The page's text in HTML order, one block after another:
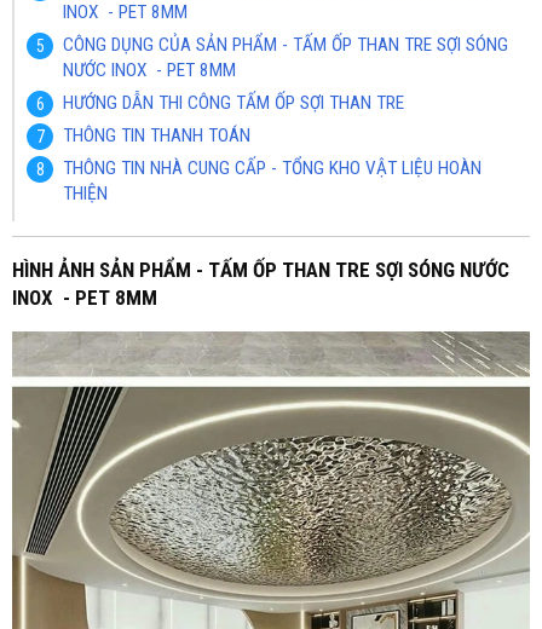
INOX - PET 8MM
CÔNG DỤNG CỦA SẢN PHẨM - TẤM ỐP THAN TRE SỢI SÓNG
NƯỚC INOX - PET 8MM
HƯỚNG DẪN THI CÔNG TẤM ỐP SỢI THAN TRE
THÔNG TIN THANH TOÁN
THÔNG TIN NHÀ CUNG CẤP - TỔNG KHO VẬT LIỆU HOÀN
THIỆN
HÌNH ẢNH SẢN PHẨM - TẤM ỐP THAN TRE SỢI SÓNG NƯỚC
INOX - PET 8MM